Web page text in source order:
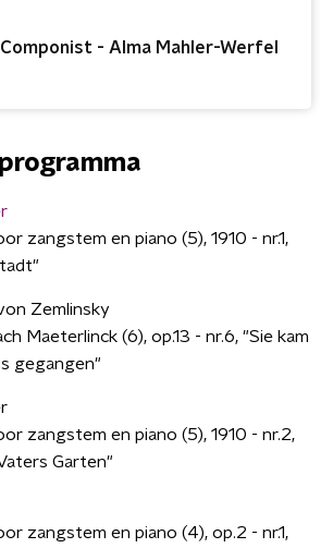
Componist - Alma Mahler-Werfel
zangstem en piano (5), 1910 - nr.1,
Zemlinsky
Maeterlinck (6), op.13 - nr.6, "Sie kam
gegangen"
zangstem en piano (5), 1910 - nr.2,
Garten"
zangstem en piano (4), op.2 - nr.1,